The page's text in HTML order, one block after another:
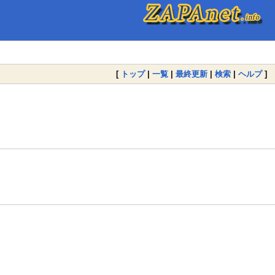
[ トップ| 一覧 | 最終更新 | 検索 | ヘルプ]